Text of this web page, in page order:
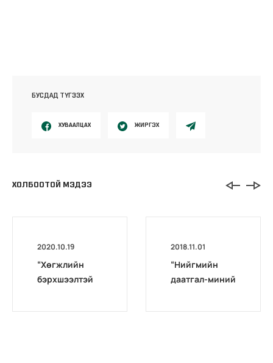
БУСДАД ТҮГЭЭХ
ХУВААЛЦАХ ЖИРГЭХ
ХОЛБООТОЙ МЭДЭЭ
2020.10.19
“Хөгжлийн
бэрхшээлтэй
2018.11.01
“Нийгмийн
даатгал-миний